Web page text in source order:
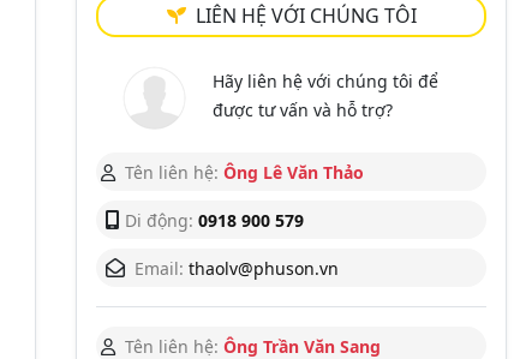
LIÊN HỆ VỚI CHÚNG TÔI
Hãy liên hệ với chúng tôi để
được tư vấn và hỗ trợ?
Tên liên hệ: Ông Lê Văn Thảo
Di động: 0918 900 579
Email: thaolv@phuson.vn
Tên liên hệ: Ông Trần Văn Sang